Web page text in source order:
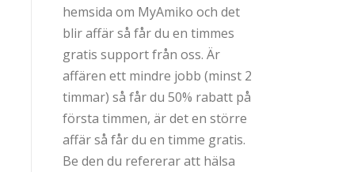
hemsida om MyAmiko och det
blir affär så får du en timmes
gratis support från oss. Är
affären ett mindre jobb (minst 2
timmar) så får du 50% rabatt på
första timmen, är det en större
affär så får du en timme gratis.
Be den du refererar att hälsa